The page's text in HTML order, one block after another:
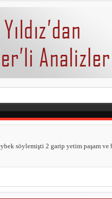
söylemişti 2 garip yetim paşam